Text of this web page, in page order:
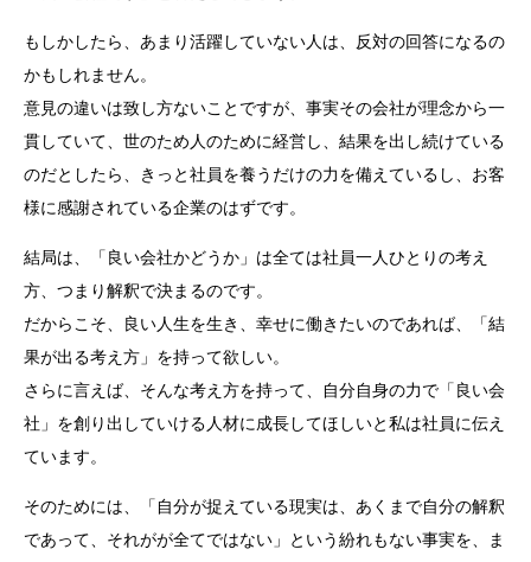
もしかしたら、あまり活躍していない人は、反対の回答になるの
かもしれません。
意見の違いは致し方ないことですが、事実その会社が理念から一
貫していて、世のため人のために経営し、結果を出し続けている
のだとしたら、きっと社員を養うだけの力を備えているし、お客
様に感謝されている企業のはずです。
結局は、「良い会社かどうか」は全ては社員一人ひとりの考え
方、つまり解釈で決まるのです。
だからこそ、良い人生を生き、幸せに働きたいのであれば、「結
果が出る考え方」を持って欲しい。
さらに言えば、そんな考え方を持って、自分自身の力で「良い会
社」を創り出していける人材に成長してほしいと私は社員に伝え
ています。
そのためには、「自分が捉えている現実は、あくまで自分の解釈
であって、それがが全てではない」という紛れもない事実を、ま